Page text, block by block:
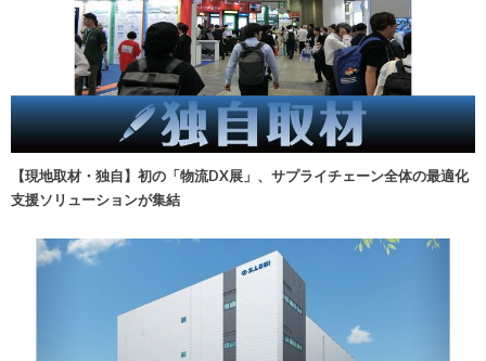
【現地取材・独自】初の「物流DX展」、サプライチェーン全体の最適化
支援ソリューションが集結